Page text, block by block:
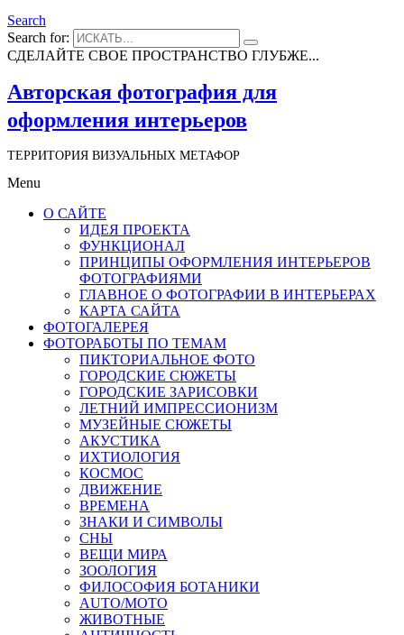
Search
Search for:
СДЕЛАЙТЕ СВОЕ ПРОСТРАНСТВО ГЛУБЖЕ...
Авторская фотография для
оформления интерьеров
ТЕРРИТОРИЯ ВИЗУАЛЬНЫХ МЕТАФОР
Menu
О САЙТЕ
ИДЕЯ ПРОЕКТА
ФУНКЦИОНАЛ
ПРИНЦИПЫ ОФОРМЛЕНИЯ ИНТЕРЬЕРОВ
ФОТОГРАФИЯМИ
ГЛАВНОЕ О ФОТОГРАФИИ В ИНТЕРЬЕРАХ
КАРТА САЙТА
ФОТОГАЛЕРЕЯ
ФОТОРАБОТЫ ПО ТЕМАМ
ПИКТОРИАЛЬНОЕ ФОТО
ГОРОДСКИЕ СЮЖЕТЫ
ГОРОДСКИЕ ЗАРИСОВКИ
ЛЕТНИЙ ИМПРЕССИОНИЗМ
МУЗЕЙНЫЕ СЮЖЕТЫ
АКУСТИКА
ИХТИОЛОГИЯ
КОСМОС
ДВИЖЕНИЕ
ВРЕМЕНА
ЗНАКИ И СИМВОЛЫ
СНЫ
ВЕЩИ МИРА
ЗООЛОГИЯ
ФИЛОСОФИЯ БОТАНИКИ
AUTO/MOTO
ЖИВОТНЫЕ